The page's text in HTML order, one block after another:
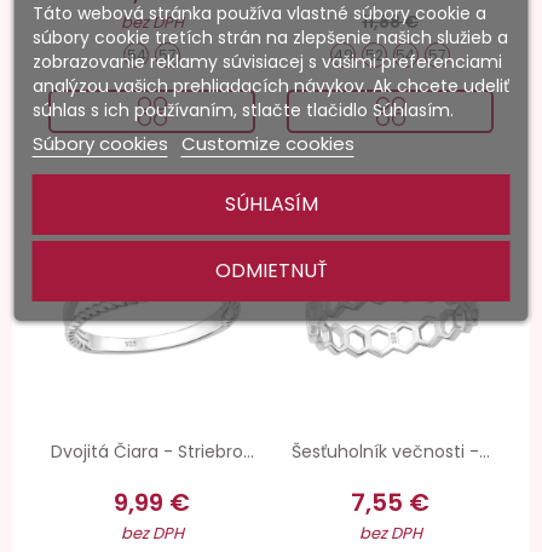
bez DPH
54 57
11,88 €
49 52 54 57
Dvojitá Čiara - Striebro...
9,99 €
bez DPH
Šesťuholník večnosti -...
7,55 €
bez DPH
-20%
Táto webová stránka používa vlastné súbory cookie a
súbory cookie tretích strán na zlepšenie našich služieb a
zobrazovanie reklamy súvisiacej s vašimi preferenciami
analýzou vašich prehliadacích návykov. Ak chcete udeliť
súhlas s ich používaním, stlačte tlačidlo Súhlasím.
Súbory cookies Customize cookies
ODMIETNUŤ
SÚHLASÍM